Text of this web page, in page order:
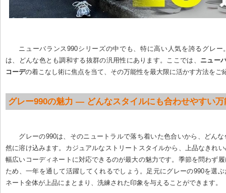
ニューバランス990シリーズの中でも、特に高い人気を誇るグレー
は、どんな色とも調和する抜群の汎用性にあります。ここでは、 ニュー
コーデの着こなし術に焦点を当て、その万能性を最大限に活かす方法をご
グレー990の魅力 — どんなスタイルにも合わせやすい万
グレーの990は、そのニュートラルで落ち着いた色合いから、どん
然に溶け込みます。カジュアルなストリートスタイルから、上品なきれ
幅広いコーディネートに対応できるのが最大の魅力です。季節を問わず
ため、一年を通して活躍してくれるでしょう。足元にグレーの990を選
ネート全体が上品にまとまり、洗練された印象を与えることができます。